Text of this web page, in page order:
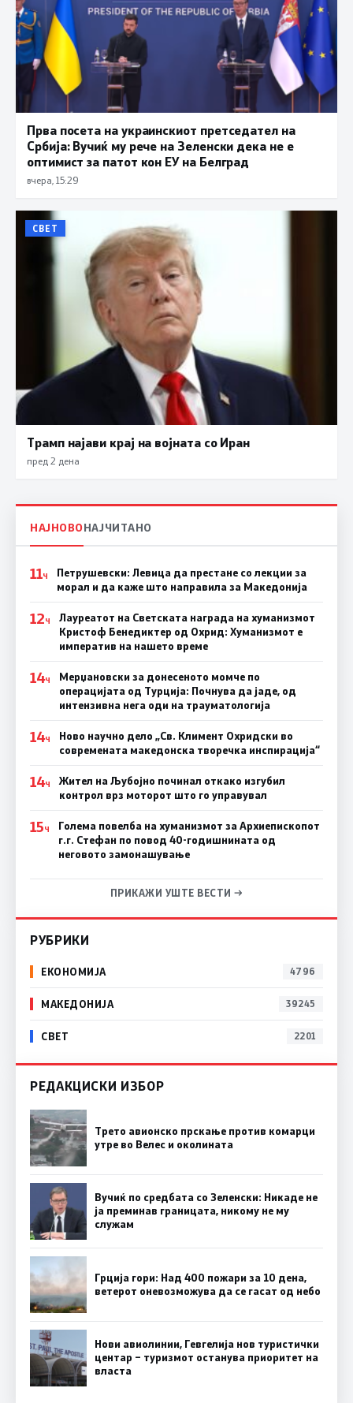
Прва посета на украинскиот претседател на
Србија: Вучиќ му рече на Зеленски дека не е
оптимист за патот кон ЕУ на Белград
вчера, 15:29
СВЕТ
Трамп најави крај на војната со Иран
пред 2 дена
НАЈНОВОНАЈЧИТАНО
11Ч
Петрушевски: Левица да престане со лекции за
морал и да каже што направила за Македонија
12Ч
Лауреатот на Светската награда на хуманизмот
Кристоф Бенедиктер од Охрид: Хуманизмот е
императив на нашето време
14Ч
Мерџановски за донесеното момче по
операцијата од Турција: Почнува да јаде, од
интензивна нега оди на трауматологија
14Ч
Ново научно дело „Св. Климент Охридски во
современата македонска творечка инспирација“
14Ч
Жител на Љубојно починал откако изгубил
контрол врз моторот што го управувал
15Ч
Голема повелба на хуманизмот за Архиепископот
г.г. Стефан по повод 40-годишнината од
неговото замонашување
ПРИКАЖИ УШТЕ ВЕСТИ →
РУБРИКИ
ЕКОНОМИЈА 4796
МАКЕДОНИЈА 39245
СВЕТ 2201
РЕДАКЦИСКИ ИЗБОР
Трето авионско прскање против комарци
утре во Велес и околината
Вучиќ по средбата со Зеленски: Никаде не
ја преминав границата, никому не му
служам
Грција гори: Над 400 пожари за 10 дена,
ветерот оневозможува да се гасат од небо
Нови авиолинии, Гевгелија нов туристички
центар – туризмот останува приоритет на
власта